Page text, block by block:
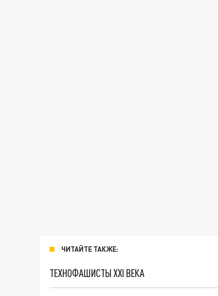
ЧИТАЙТЕ ТАКЖЕ:
ТЕХНОФАШИСТЫ XXI ВЕКА